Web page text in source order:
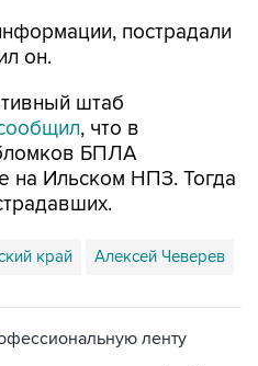
пострадали
он.
штаб
, что в
БПЛА
на Ильском НПЗ. Тогда
край Алексей Чеверев
ленту